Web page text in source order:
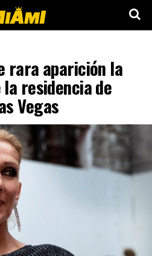
rara aparición la
residencia de
Vegas